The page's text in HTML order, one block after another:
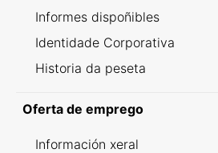
Informes dispoñibles
Identidade Corporativa
Historia da peseta
Oferta de emprego
Información xeral